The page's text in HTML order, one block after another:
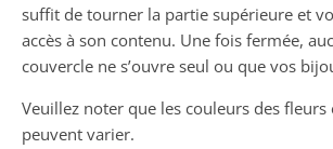
suffit de tourner la partie supérieure et
accès à son contenu. Une fois fermée,
couvercle ne s’ouvre seul ou que vos
Veuillez noter que les couleurs des
peuvent varier.